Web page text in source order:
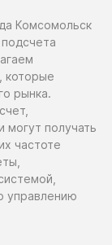
Комсомольск
которые
рынка.
могут получать
их частоте
управлению